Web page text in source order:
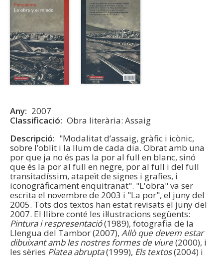
Any
2007
Classificació
Obra literària: Assaig
Descripció
"Modalitat d’assaig, gràfic i icònic,
sobre l’oblit i la llum de cada dia. Obrat amb una
por que ja no és pas la por al full en blanc, sinó
que és la por al full en negre, por al full i del full
transitadíssim, atapeït de signes i grafies, i
iconogràficament enquitranat". "L'obra" va ser
escrita el novembre de 2003 i "La por", el juny del
2005. Tots dos textos han estat revisats el juny del
2007. El llibre conté les il·lustracions següents:
Pintura i respresentació(1989), fotografia de la
Llengua del Tambor (2007), Allò que devem estar
dibuixant amb les nostres formes de viure(2000), i
les sèries Platea abrupta(1999), Els textos(2004) i